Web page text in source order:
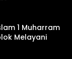
1 Muharram
Melayani